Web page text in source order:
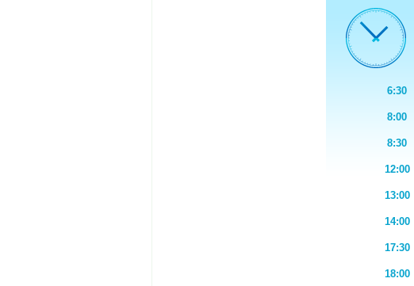
6:30
8:00
8:30
12:00
13:00
14:00
17:30
18:00